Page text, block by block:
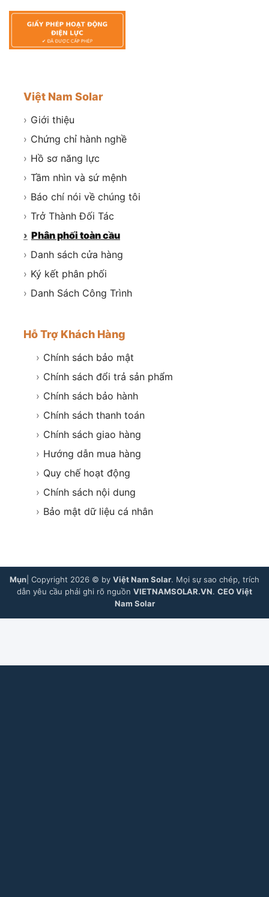
Việt Nam Solar
› Giới thiệu
› Chứng chỉ hành nghề
› Hồ sơ năng lực
› Tầm nhìn và sứ mệnh
› Báo chí nói về chúng tôi
› Trở Thành Đối Tác
› Phân phối toàn cầu
› Danh sách cửa hàng
› Ký kết phân phối
› Danh Sách Công Trình
Hỗ Trợ Khách Hàng
› Chính sách bảo mật
› Chính sách đổi trả sản phẩm
› Chính sách bảo hành
› Chính sách thanh toán
› Chính sách giao hàng
› Hướng dẫn mua hàng
› Quy chế hoạt động
› Chính sách nội dung
› Bảo mật dữ liệu cá nhân
Mụn | Copyright 2026 © by Việt Nam Solar. Mọi sự sao chép, trích
dẫn yêu cầu phải ghi rõ nguồn VIETNAMSOLAR.VN. CEO Việt
Nam Solar